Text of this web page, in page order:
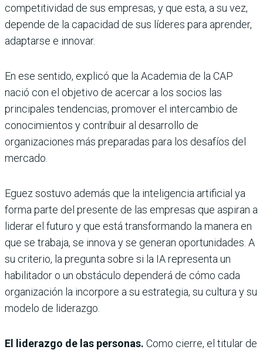
competitividad de sus empresas, y que esta, a su vez,
depende de la capacidad de sus líderes para aprender,
adaptarse e innovar.
En ese sentido, explicó que la Academia de la CAP
nació con el objetivo de acercar a los socios las
principales tendencias, promover el intercambio de
conocimientos y contribuir al desarrollo de
organizaciones más preparadas para los desafíos del
mercado.
Eguez sostuvo además que la inteligencia artificial ya
forma parte del presente de las empresas que aspiran a
liderar el futuro y que está transformando la manera en
que se trabaja, se innova y se generan oportunidades. A
su criterio, la pregunta sobre si la IA representa un
habilitador o un obstáculo dependerá de cómo cada
organización la incorpore a su estrategia, su cultura y su
modelo de liderazgo.
El liderazgo de las personas. Como cierre, el titular de